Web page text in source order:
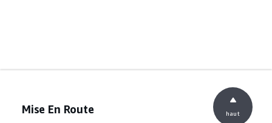
Mise En Route haut